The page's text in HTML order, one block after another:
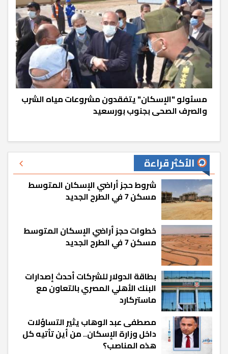
مسئولو "الإسكان" يتفقدون مشروعات مياه الشرب
والصرف الصحى بجنوب بورسعيد
الأكثر قراءة
شروط حجز أراضي الإسكان المتوسط
مسكن 7 في الطرح الجديد
خطوات حجز أراضي الإسكان المتوسط
مسكن 7 في الطرح الجديد
بطاقة الدولار للشركات أحدث إصدارات
البنك الأهلي المصري بالتعاون مع
ماستركارد
مصطفى عبد الوهاب يثير التساؤلات
داخل وزارة الإسكان.. من أين تأتيه كل
هذه المناصب؟